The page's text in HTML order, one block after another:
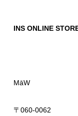
INS ONLINE
MāW
〒060-0062